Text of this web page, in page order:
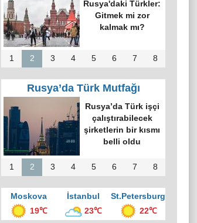
Rusya'daki Türkler:
Gitmek mi zor
kalmak mı?
1 2 3 4 5 6 7 8
Rusya’da Türk Mutfağı
Rusya’da Türk işçi
çalıştırabilecek
şirketlerin bir kısmı
belli oldu
1 2 3 4 5 6 7 8
Moskova İstanbul
St.Petersburg
19℃
23℃ 22℃